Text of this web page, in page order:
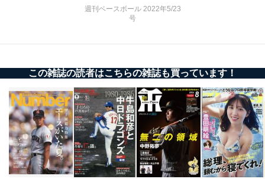
株式会社富士山マガジンサービス
個人情報の取扱いについて
１．個人情報保護管理者
当社は以下の個人情報保護管理者を設置し、個人情報保
護管理者の責任のもと、個人情報を取得・アクセス・利
用・提供・管理いたします。
東京都渋谷区南平台町16-11
株式会社富士山マガジンサービス
週刊ベースボール 2022年5/23
号
この雑誌の読者はこちらの雑誌も買っています！